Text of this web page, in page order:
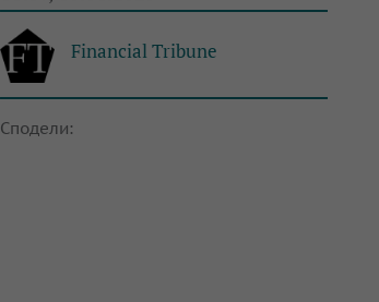
Financial Tribune
Сподели: